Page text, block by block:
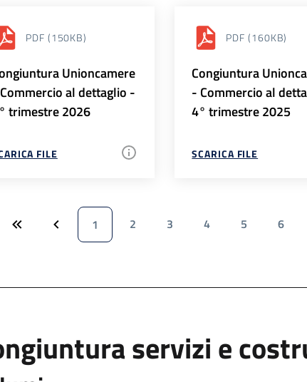
PDF (150KB)
Unioncamere
al dettaglio -
trimestre 2026
FILE
PDF (160KB)
Congiuntura
- Commercio al
4° trimestre 2025
SCARICA FILE
1 2 3 4 5 6
servizi e